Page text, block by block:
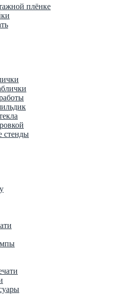
плёнке
стенды